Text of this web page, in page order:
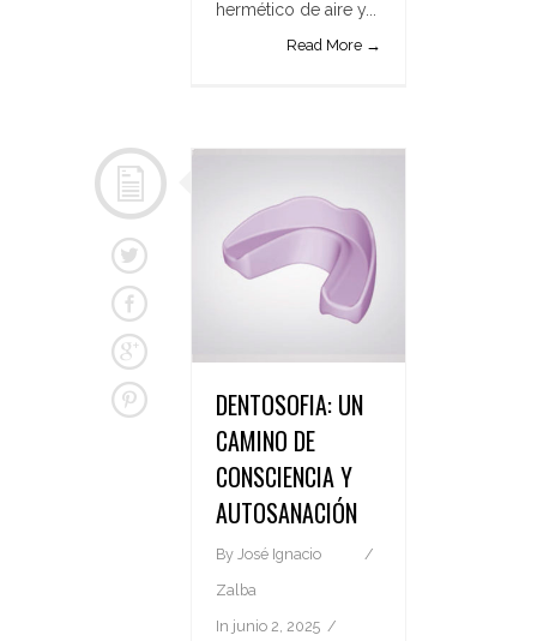
hermético de aire y...
Read More →
DENTOSOFIA: UN
CAMINO DE
CONSCIENCIA Y
AUTOSANACIÓN
By José Ignacio
Zalba
In junio 2, 2025